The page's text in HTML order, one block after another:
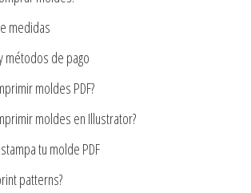
medidas
métodos de pago
moldes PDF?
moldes en Illustrator?
tu molde PDF
patterns?